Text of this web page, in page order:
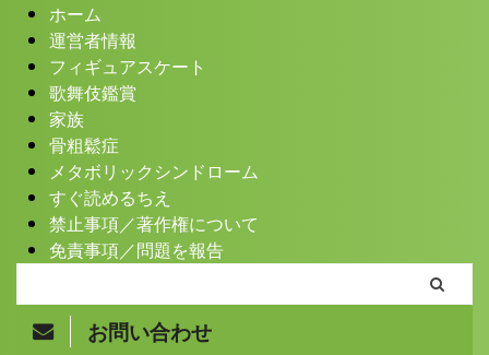
ホーム
運営者情報
フィギュアスケート
歌舞伎鑑賞
家族
骨粗鬆症
メタボリックシンドローム
すぐ読めるちえ
禁止事項／著作権について
免責事項／問題を報告
お問い合わせ